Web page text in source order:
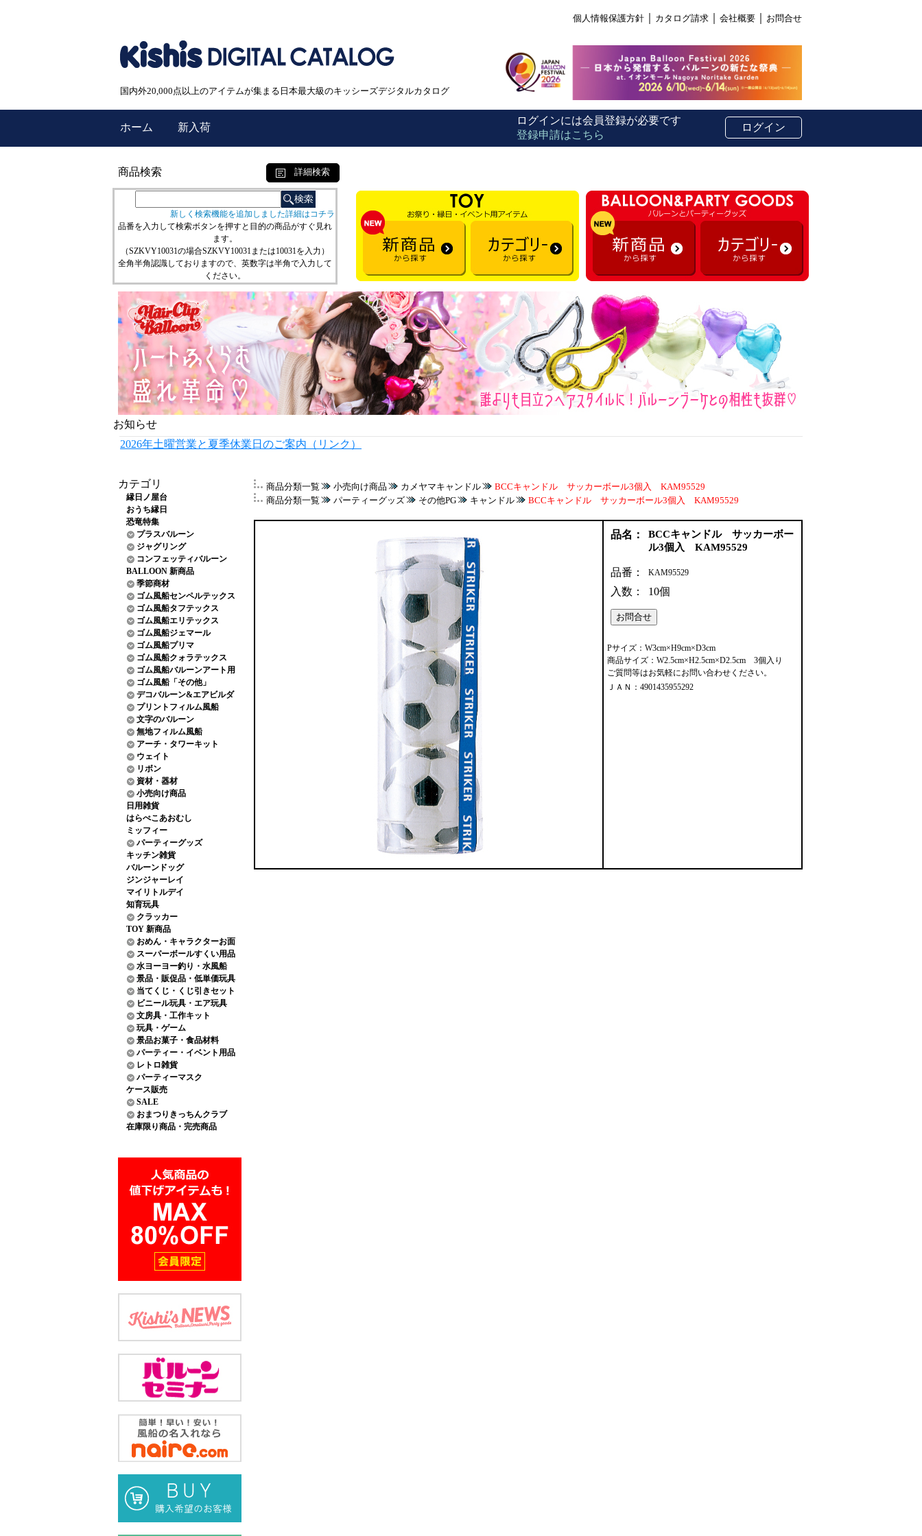
個人情報保護方針 カタログ請求 会社概要 お問合せ
国内外20,000点以上のアイテムが集まる日本最大級のキッシーズデジタルカタログ
ホーム 新入荷
ログインには会員登録が必要です
登録申請はこちら
ログイン
商品検索 詳細検索
新しく検索機能を追加しました詳細はコチラ
品番を入力して検索ボタンを押すと目的の商品がすぐ見れ
ます。
（SZKVY10031の場合SZKVY10031または10031を入力）
全角半角認識しておりますので、英数字は半角で入力して
ください。
お知らせ
2026年土曜営業と夏季休業日のご案内（リンク）
カテゴリ
縁日ノ屋台
おうち縁日
恐竜特集
プラスバルーン
ジャグリング
コンフェッティバルーン
BALLOON 新商品
季節商材
ゴム風船センペルテックス
ゴム風船タフテックス
ゴム風船エリテックス
ゴム風船ジェマール
ゴム風船プリマ
ゴム風船クォラテックス
ゴム風船バルーンアート用
ゴム風船「その他」
デコバルーン&エアビルダ
プリントフィルム風船
文字のバルーン
無地フィルム風船
アーチ・タワーキット
ウェイト
リボン
資材・器材
小売向け商品
日用雑貨
はらぺこあおむし
ミッフィー
パーティーグッズ
キッチン雑貨
バルーンドッグ
ジンジャーレイ
マイリトルデイ
知育玩具
クラッカー
TOY 新商品
おめん・キャラクターお面
スーパーボールすくい用品
水ヨーヨー釣り・水風船
景品・販促品・低単価玩具
当てくじ・くじ引きセット
ビニール玩具・エア玩具
文房具・工作キット
玩具・ゲーム
景品お菓子・食品材料
パーティー・イベント用品
レトロ雑貨
パーティーマスク
ケース販売
SALE
おまつりきっちんクラブ
在庫限り商品・完売商品
商品分類一覧 小売向け商品 カメヤマキャンドル
BCCキャンドル サッカーボール3個入 KAM95529
商品分類一覧
パーティーグッズ その他PG キャンドル BCCキャンドル サッカーボール3個入 KAM95529
品名：
BCCキャンドル サッカーボー
ル3個入 KAM95529
品番： KAM95529
入数： 10個
Pサイズ：W3cm×H9cm×D3cm
商品サイズ：W2.5cm×H2.5cm×D2.5cm 3個入り
ご質問等はお気軽にお問い合わせください。
ＪＡＮ：4901435955292